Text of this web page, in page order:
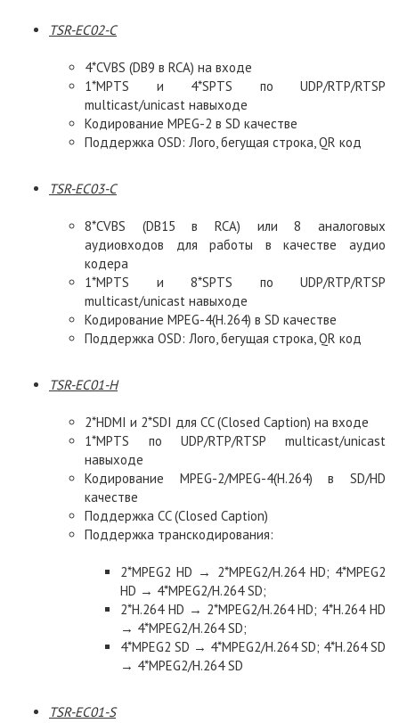
TSR-EC02-C
4*CVBS (DB9 в RCA) на входе
1*MPTS и 4*SPTS по UDP/RTP/RTSP
multicast/unicast навыходе
Кодирование MPEG-2 в SD качестве
Поддержка OSD: Лого, бегущая строка, QR код
TSR-EC03-C
8*CVBS (DB15 в RCA) или 8 аналоговых
аудиовходов для работы в качестве аудио
кодера
1*MPTS и 8*SPTS по UDP/RTP/RTSP
multicast/unicast навыходе
Кодирование MPEG-4(H.264) в SD качестве
Поддержка OSD: Лого, бегущая строка, QR код
TSR-EC01-H
2*HDMI и 2*SDI для CC (Closed Caption) на входе
1*MPTS по UDP/RTP/RTSP multicast/unicast
навыходе
Кодирование MPEG-2/MPEG-4(H.264) в SD/HD
качестве
Поддержка CC (Closed Caption)
Поддержка транскодирования:
2*MPEG2 HD → 2*MPEG2/H.264 HD; 4*MPEG2
HD → 4*MPEG2/H.264 SD;
2*H.264 HD → 2*MPEG2/H.264 HD; 4*H.264 HD
→ 4*MPEG2/H.264 SD;
4*MPEG2 SD → 4*MPEG2/H.264 SD; 4*H.264 SD
→ 4*MPEG2/H.264 SD
TSR-EC01-S